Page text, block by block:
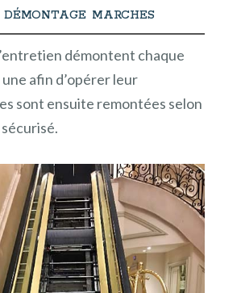
marches
démontent chaque
afin d’opérer leur
sont ensuite remontées selon